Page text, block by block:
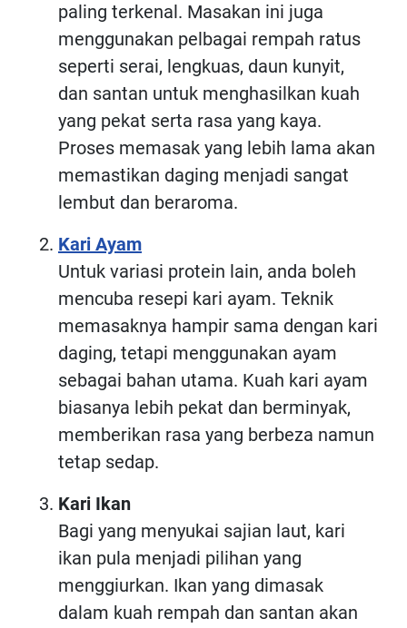
paling terkenal. Masakan ini juga
menggunakan pelbagai rempah ratus
seperti serai, lengkuas, daun kunyit,
dan santan untuk menghasilkan kuah
yang pekat serta rasa yang kaya.
Proses memasak yang lebih lama akan
memastikan daging menjadi sangat
lembut dan beraroma.
Kari Ayam
Untuk variasi protein lain, anda boleh
mencuba resepi kari ayam. Teknik
memasaknya hampir sama dengan kari
daging, tetapi menggunakan ayam
sebagai bahan utama. Kuah kari ayam
biasanya lebih pekat dan berminyak,
memberikan rasa yang berbeza namun
tetap sedap.
Kari Ikan
Bagi yang menyukai sajian laut, kari
ikan pula menjadi pilihan yang
menggiurkan. Ikan yang dimasak
dalam kuah rempah dan santan akan